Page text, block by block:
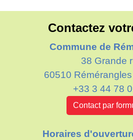
Contactez
Commune de
38 Grande
60510
+33 3 44 78
Contact par
Horaires